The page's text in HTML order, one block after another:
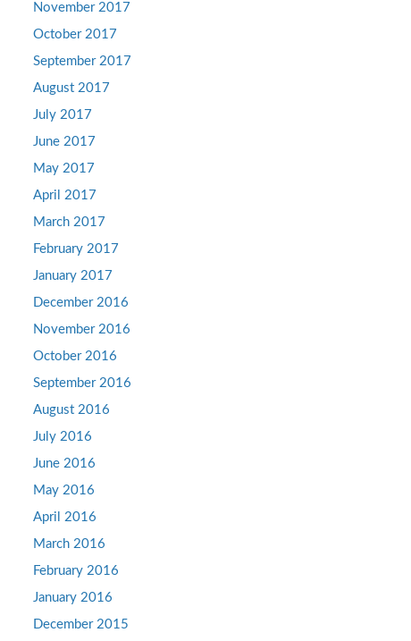
November 2017
October 2017
September 2017
August 2017
July 2017
June 2017
May 2017
April 2017
March 2017
February 2017
January 2017
December 2016
November 2016
October 2016
September 2016
August 2016
July 2016
June 2016
May 2016
April 2016
March 2016
February 2016
January 2016
December 2015